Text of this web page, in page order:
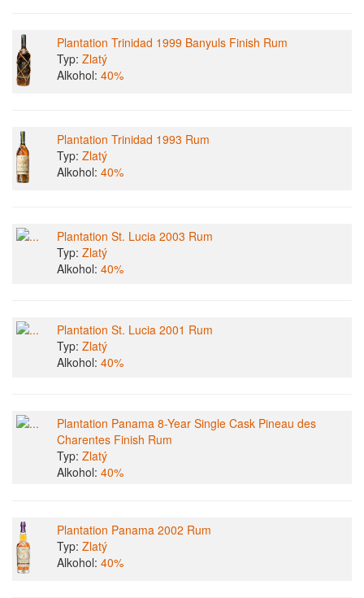
Plantation Trinidad 1999 Banyuls Finish Rum
Typ: Zlatý
Alkohol: 40%
Plantation Trinidad 1993 Rum
Typ: Zlatý
Alkohol: 40%
Plantation St. Lucia 2003 Rum
Typ: Zlatý
Alkohol: 40%
Plantation St. Lucia 2001 Rum
Typ: Zlatý
Alkohol: 40%
Plantation Panama 8-Year Single Cask Pineau des
Charentes Finish Rum
Typ: Zlatý
Alkohol: 40%
Plantation Panama 2002 Rum
Typ: Zlatý
Alkohol: 40%